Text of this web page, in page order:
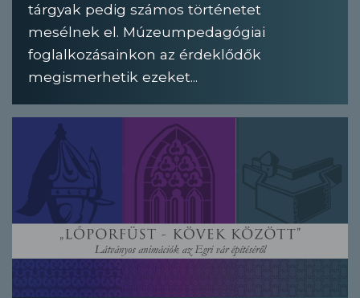
tárgyak pedig számos történetet
mesélnek el. Múzeumpedagógiai
foglalkozásainkon az érdeklődők
megismerhetik ezeket...